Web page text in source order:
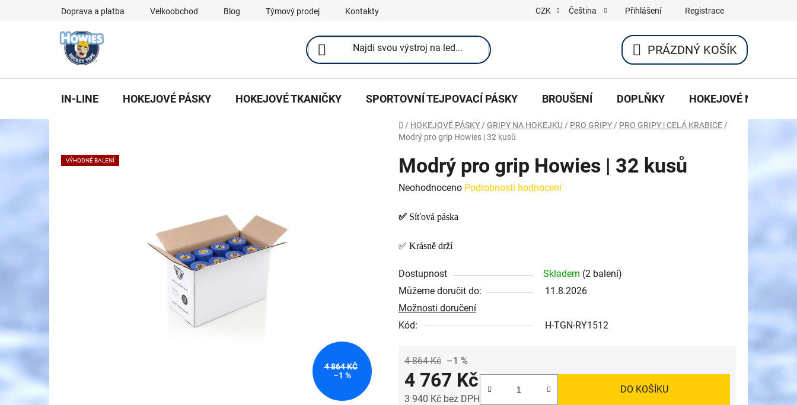
Doprava a platba Velkoobchod Blog Týmový prodej Kontakty CZK Čeština Přihlášení Registrace
NÁKUPNÍ
KOŠÍK
PRÁZDNÝ KOŠÍK
IN-LINE HOKEJOVÉ PÁSKY HOKEJOVÉ TKANIČKY SPORTOVNÍ TEJPOVACÍ PÁSKY BROUŠENÍ DOPLŇKY HOKEJOVÉ NOŽE
Domů
/ HOKEJOVÉ PÁSKY / GRIPY NA HOKEJKU / PRO GRIPY / PRO GRIPY | CELÁ KRABICE /
Modrý pro grip Howies | 32 kusů
Modrý pro grip Howies | 32 kusů
Průměrné
produktu
0,0
Neohodnoceno Podrobnosti hodnocení
✅ Síťová páska
✅ Krásně drží
Dostupnost Skladem (2 balení)
Můžeme doručit do:
11.8.2026
Možnosti doručení
Kód:
H-TGN-RY1512
4 864 Kč –1 %
4 767 Kč
3 940 Kč bez DPH
DO KOŠÍKU
VÝHODNÉ BALENÍ
4 864 KČ
–1 %